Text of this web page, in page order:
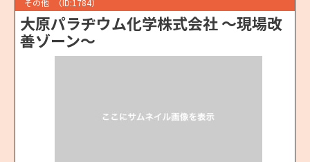
大原パラヂウム化学株式会社 ～現場改
善ゾーン～